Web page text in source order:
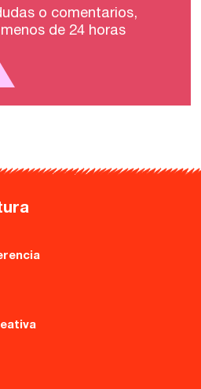
o comentarios,
de 24 horas